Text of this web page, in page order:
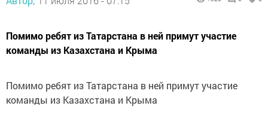
Помимо ребят из Татарстана в ней примут участие
команды из Казахстана и Крыма
Помимо ребят из Татарстана в ней примут участие
команды из Казахстана и Крыма